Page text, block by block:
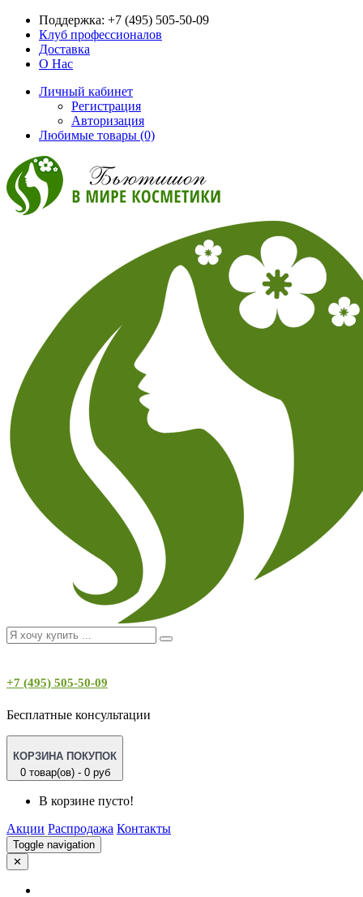
Поддержка: +7 (495) 505-50-09
Клуб профессионалов
Доставка
О Нас
Личный кабинет
Регистрация
Авторизация
Любимые товары (0)
+7 (495) 505-50-09
Бесплатные консультации
КОРЗИНА ПОКУПОК
0 товар(ов) - 0 руб
В корзине пусто!
Акции Распродажа Контакты
Toggle navigation
✕